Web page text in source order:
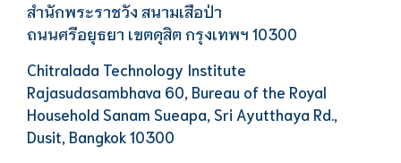
สำนักพระราชวัง สนามเสือป่า
ถนนศรีอยุธยา เขตดุสิต กรุงเทพฯ 10300
Chitralada Technology Institute
Rajasudasambhava 60, Bureau of the Royal
Household Sanam Sueapa, Sri Ayutthaya Rd.,
Dusit, Bangkok 10300